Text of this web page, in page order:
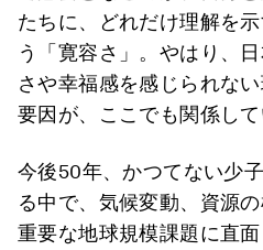
たちに、どれだけ理解を
う「寛容さ」。やはり、
さや幸福感を感じられな
要因が、ここでも関係して
今後50年、かつてない少
る中で、気候変動、資源
重要な地球規模課題に直